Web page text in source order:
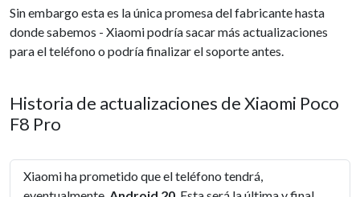
Sin embargo esta es la única promesa del fabricante hasta
donde sabemos - Xiaomi podría sacar más actualizaciones
para el teléfono o podría finalizar el soporte antes.
Historia de actualizaciones de Xiaomi Poco
F8 Pro
Xiaomi ha prometido que el teléfono tendrá,